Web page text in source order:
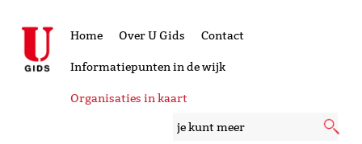
Home Over U Gids Contact
Informatiepunten in de wijk
Organisaties in kaart